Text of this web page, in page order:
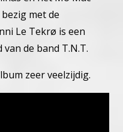
met de
Le Tekrø is een
de band T.N.T.
zeer veelzijdig.